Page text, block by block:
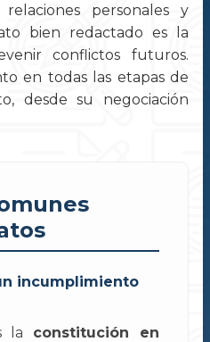
personales y
bien redactado es la
conflictos futuros.
en todas las etapas de
desde su negociación
incumplimiento
la constitución en